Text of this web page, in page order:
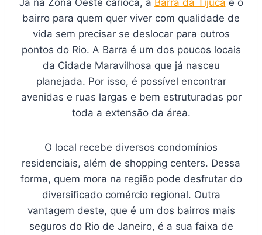
Já na Zona Oeste carioca, a Barra da Tijuca é o
bairro para quem quer viver com qualidade de
vida sem precisar se deslocar para outros
pontos do Rio. A Barra é um dos poucos locais
da Cidade Maravilhosa que já nasceu
planejada. Por isso, é possível encontrar
avenidas e ruas largas e bem estruturadas por
toda a extensão da área.
O local recebe diversos condomínios
residenciais, além de shopping centers. Dessa
forma, quem mora na região pode desfrutar do
diversificado comércio regional. Outra
vantagem deste, que é um dos bairros mais
seguros do Rio de Janeiro, é a sua faixa de